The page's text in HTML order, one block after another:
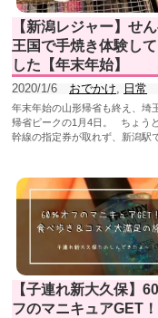
【新潟レジャー】せ
王国で手焼き体験して
した【年末年始】
2020/1/6 おでかけ 日常
年末年始の山形帰省も終え、埼
帰省ピークの1月4日。 ちょう
幹線の指定券が取れず、新潟駅
【子連れ新大久保】
フのマニキュアGET